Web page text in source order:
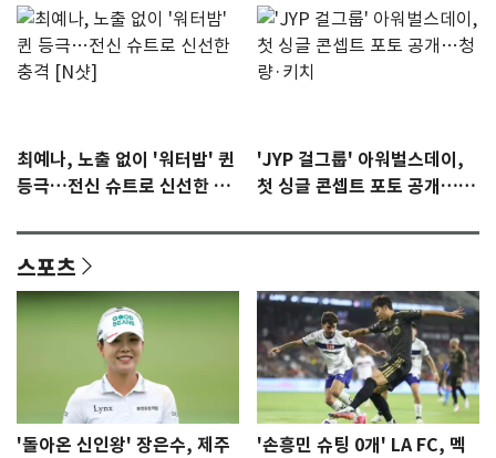
최예나, 노출 없이 '워터밤' 퀸
등극…전신 슈트로 신선한 충
'JYP 걸그룹' 아워벌스데이,
첫 싱글 콘셉트 포토 공개…청
스포츠
'돌아온 신인왕' 장은수, 제주
'손흥민 슈팅 0개' LA FC, 멕